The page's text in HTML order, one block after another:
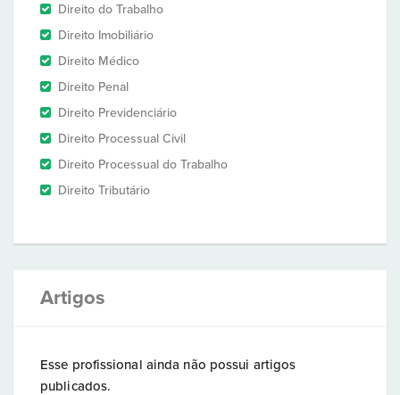
Direito do Trabalho
Direito Imobiliário
Direito Médico
Direito Penal
Direito Previdenciário
Direito Processual Civil
Direito Processual do Trabalho
Direito Tributário
Artigos
Esse profissional ainda não possui artigos
publicados.